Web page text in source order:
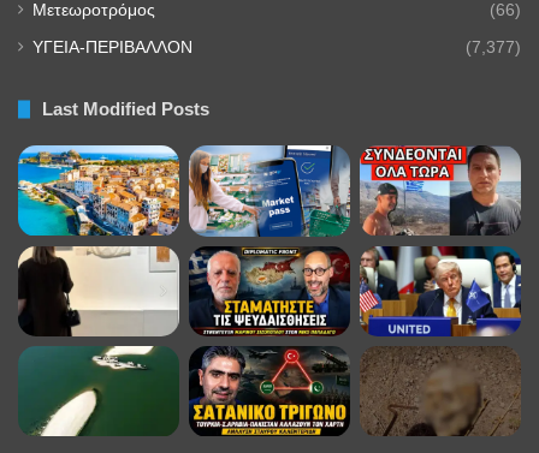
Μετεωροτρόμος (66)
ΥΓΕΙΑ-ΠΕΡΙΒΑΛΛΟΝ (7,377)
Last Modified Posts